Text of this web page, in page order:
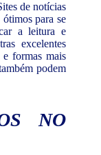
de notícias
para se
a leitura e
excelentes
formas mais
podem
NO